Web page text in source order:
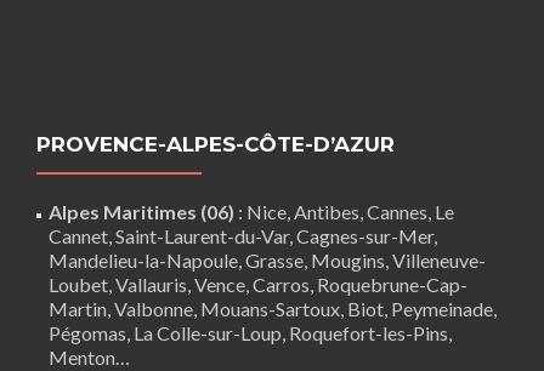
PROVENCE-ALPES-CÔTE-D’AZUR
Alpes Maritimes (06) : Nice,Antibes,Cannes, Le
Cannet,Saint-Laurent-du-Var,Cagnes-sur-Mer,
Mandelieu-la-Napoule,Grasse, Mougins,Villeneuve-
Loubet,Vallauris,Vence,Carros, Roquebrune-Cap-
Martin,Valbonne, Mouans-Sartoux, Biot, Peymeinade,
Pégomas, La Colle-sur-Loup, Roquefort-les-Pins,
Menton…